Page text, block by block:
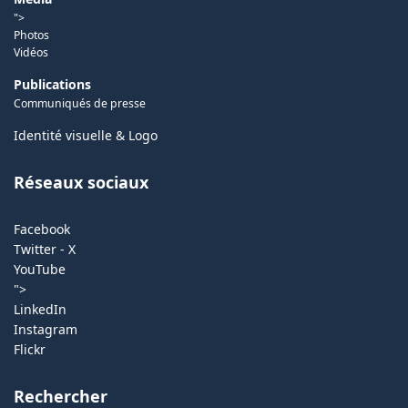
">
Photos
Vidéos
Publications
Communiqués de presse
Identité visuelle & Logo
Réseaux sociaux
Facebook
Twitter - X
YouTube
">
LinkedIn
Instagram
Flickr
Rechercher